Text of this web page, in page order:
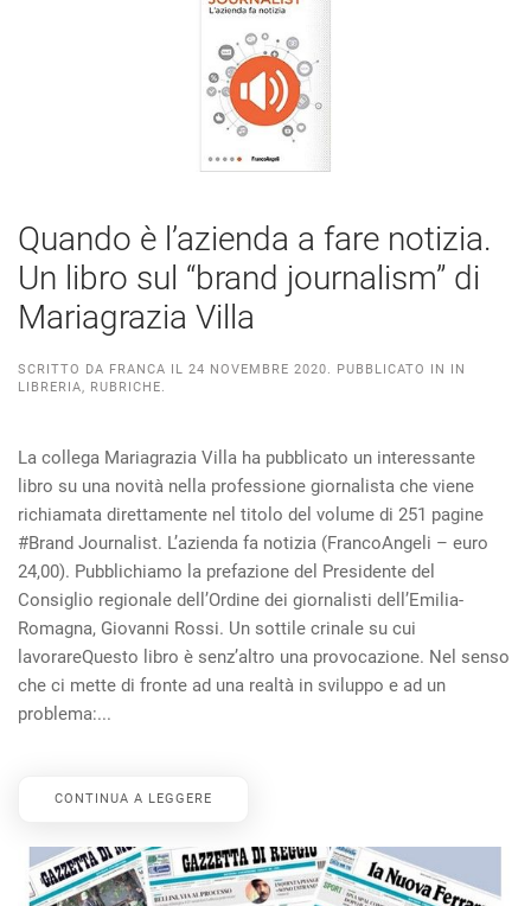
Quando è l’azienda a fare notizia.
Un libro sul “brand journalism” di
Mariagrazia Villa
SCRITTO DA FRANCA IL 24 NOVEMBRE 2020. PUBBLICATO IN IN
LIBRERIA, RUBRICHE.
La collega Mariagrazia Villa ha pubblicato un interessante
libro su una novità nella professione giornalista che viene
richiamata direttamente nel titolo del volume di 251 pagine
#Brand Journalist. L’azienda fa notizia (FrancoAngeli – euro
24,00). Pubblichiamo la prefazione del Presidente del
Consiglio regionale dell’Ordine dei giornalisti dell’Emilia-
Romagna, Giovanni Rossi. Un sottile crinale su cui
lavorareQuesto libro è senz’altro una provocazione. Nel senso
che ci mette di fronte ad una realtà in sviluppo e ad un
problema:...
CONTINUA A LEGGERE